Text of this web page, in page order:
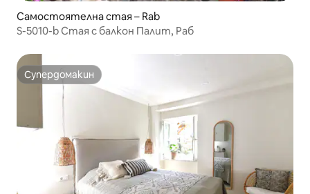
Самостоятелна стая – Rab
S-5010-b Стая с балкон Палит, Раб
Супердомакин
Супердомакин